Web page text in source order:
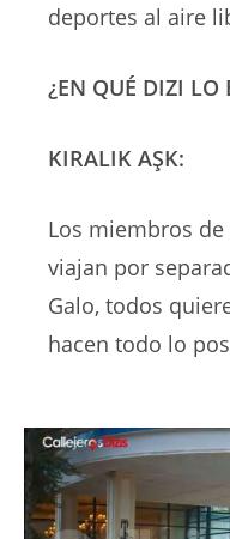
deportes al aire
¿EN QUÉ DIZI LO
KIRALIK AŞK:
Los miembros
viajan por
Galo, todos
hacen todo lo